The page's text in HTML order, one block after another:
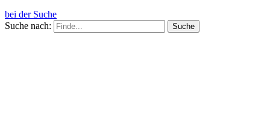
bei der Suche
Suche nach: